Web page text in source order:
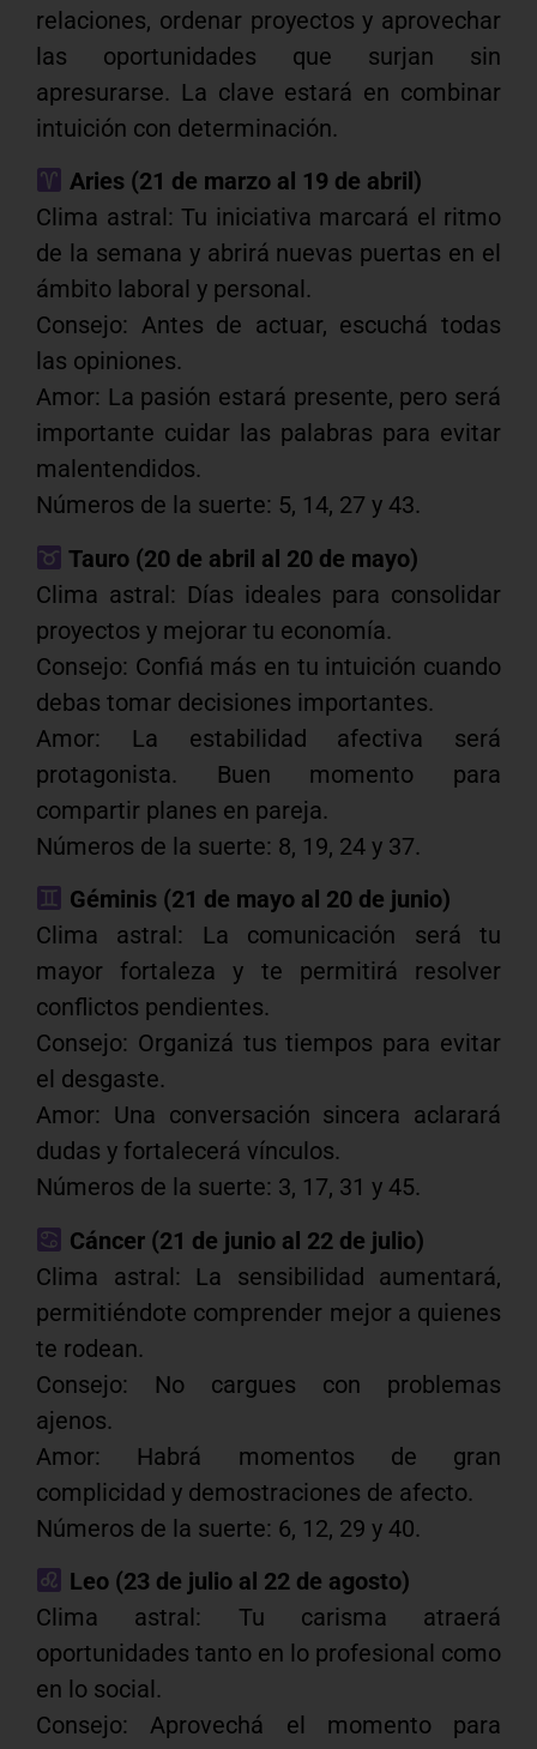
relaciones, ordenar proyectos y aprovechar
las oportunidades que surjan sin
apresurarse. La clave estará en combinar
intuición con determinación.
Aries (21 de marzo al 19 de abril)
Clima astral: Tu iniciativa marcará el ritmo
de la semana y abrirá nuevas puertas en el
ámbito laboral y personal.
Consejo: Antes de actuar, escuchá todas
las opiniones.
Amor: La pasión estará presente, pero será
importante cuidar las palabras para evitar
malentendidos.
Números de la suerte: 5, 14, 27 y 43.
Tauro (20 de abril al 20 de mayo)
Clima astral: Días ideales para consolidar
proyectos y mejorar tu economía.
Consejo: Confiá más en tu intuición cuando
debas tomar decisiones importantes.
Amor: La estabilidad afectiva será
protagonista. Buen momento para
compartir planes en pareja.
Números de la suerte: 8, 19, 24 y 37.
Géminis (21 de mayo al 20 de junio)
Clima astral: La comunicación será tu
mayor fortaleza y te permitirá resolver
conflictos pendientes.
Consejo: Organizá tus tiempos para evitar
el desgaste.
Amor: Una conversación sincera aclarará
dudas y fortalecerá vínculos.
Números de la suerte: 3, 17, 31 y 45.
Cáncer (21 de junio al 22 de julio)
Clima astral: La sensibilidad aumentará,
permitiéndote comprender mejor a quienes
te rodean.
Consejo: No cargues con problemas
ajenos.
Amor: Habrá momentos de gran
complicidad y demostraciones de afecto.
Números de la suerte: 6, 12, 29 y 40.
Leo (23 de julio al 22 de agosto)
Clima astral: Tu carisma atraerá
oportunidades tanto en lo profesional como
en lo social.
Consejo: Aprovechá el momento para